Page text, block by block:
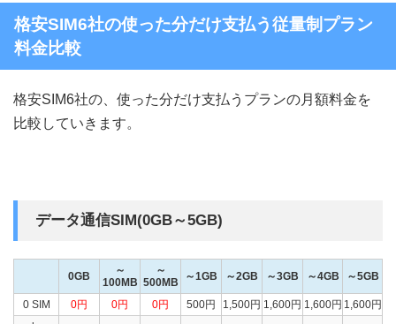
格安SIM6社の使った分だけ支払う従量制プラン
料金比較
格安SIM6社の、使った分だけ支払うプランの月額料金を
比較していきます。
データ通信SIM(0GB～5GB)
0GB
～
100MB
～
500MB
～1GB ～2GB ～3GB ～4GB ～5GB
0 SIM 0円 0円 0円 500円 1,500円 1,600円 1,600円 1,600円